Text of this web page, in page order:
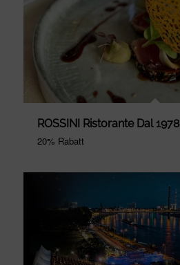
ROSSINI Ristorante Dal 1978
20% Rabatt